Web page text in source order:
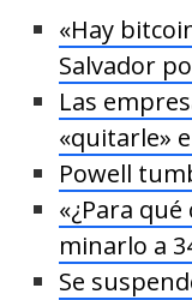
«Hay
Salvador
Las
«quitarle»
Powell
«¿Para
minarlo a
Se